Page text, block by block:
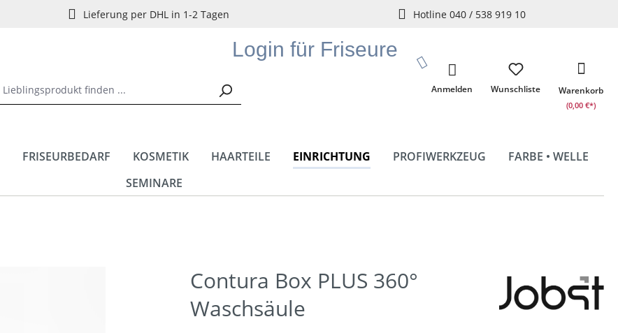
Lieferung per DHL in 1-2 Tagen Hotline 040 / 538 919 10
Login für Friseure
Wunschliste
Anmelden Warenkorb
(0,00 €*)
FRISEURBEDARF KOSMETIK HAARTEILE EINRICHTUNG PROFIWERKZEUG
FARBE • WELLE
SEMINARE
Contura Box PLUS 360°
Waschsäule